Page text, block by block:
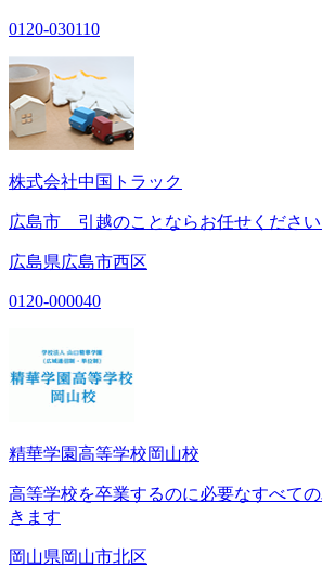
0120-030110
株式会社中国トラック
広島市 引越のことならお任せください
広島県広島市西区
0120-000040
精華学園高等学校岡山校
高等学校を卒業するのに必要なすべて
きます
岡山県岡山市北区